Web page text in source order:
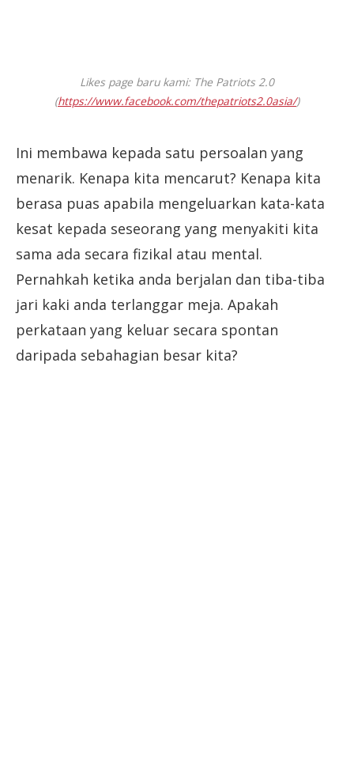
Likes page baru kami: The Patriots 2.0
(https://www.facebook.com/thepatriots2.0asia/)
Ini membawa kepada satu persoalan yang
menarik. Kenapa kita mencarut? Kenapa kita
berasa puas apabila mengeluarkan kata-kata
kesat kepada seseorang yang menyakiti kita
sama ada secara fizikal atau mental.
Pernahkah ketika anda berjalan dan tiba-tiba
jari kaki anda terlanggar meja. Apakah
perkataan yang keluar secara spontan
daripada sebahagian besar kita?